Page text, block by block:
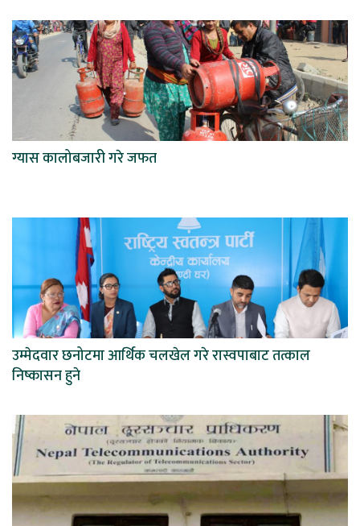
ग्यास कालोबजारी गरे जफत
उम्मेदवार छनोटमा आर्थिक चलखेल गरे रास्वपाबाट तत्काल
निष्कासन हुने